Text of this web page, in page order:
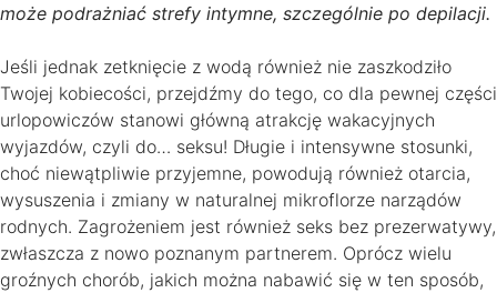
może podrażniać strefy intymne, szczególnie po depilacji.
Jeśli jednak zetknięcie z wodą również nie zaszkodziło
Twojej kobiecości, przejdźmy do tego, co dla pewnej części
urlopowiczów stanowi główną atrakcję wakacyjnych
wyjazdów, czyli do… seksu! Długie i intensywne stosunki,
choć niewątpliwie przyjemne, powodują również otarcia,
wysuszenia i zmiany w naturalnej mikroflorze narządów
rodnych. Zagrożeniem jest również seks bez prezerwatywy,
zwłaszcza z nowo poznanym partnerem. Oprócz wielu
groźnych chorób, jakich można nabawić się w ten sposób,